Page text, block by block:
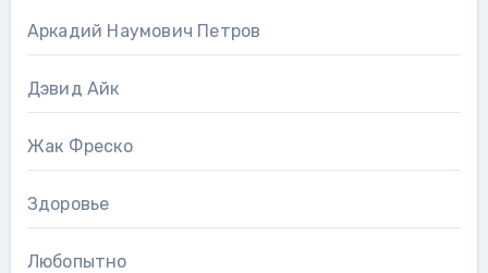
Аркадий Наумович Петров
Дэвид Айк
Жак Фреско
Здоровье
Любопытно